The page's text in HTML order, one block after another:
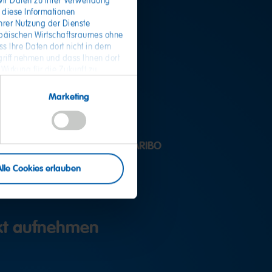
Informationen
Nutzung der Dienste
Wirtschaftsraumes ohne
Ihre Daten dort nicht in dem
nehmen und dass Ihnen dort
Marketing
Cookies erlauben
Service
der Zentrale mit dem HARIBO
aufnehmen